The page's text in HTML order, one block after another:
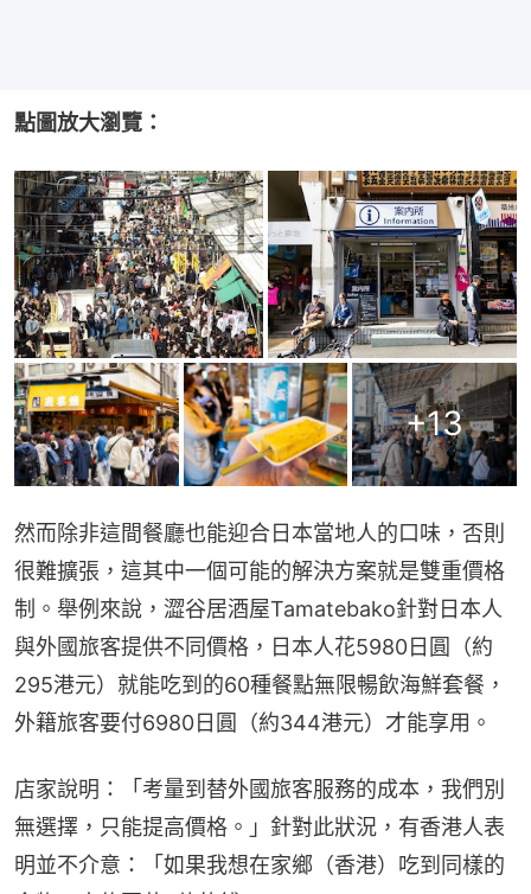
點圖放大瀏覽：
+13
然而除非這間餐廳也能迎合日本當地人的口味，否則
很難擴張，這其中一個可能的解決方案就是雙重價格
制。舉例來說，澀谷居酒屋Tamatebako針對日本人
與外國旅客提供不同價格，日本人花5980日圓（約
295港元）就能吃到的60種餐點無限暢飲海鮮套餐，
外籍旅客要付6980日圓（約344港元）才能享用。
店家說明：「考量到替外國旅客服務的成本，我們別
無選擇，只能提高價格。」針對此狀況，有香港人表
明並不介意：「如果我想在家鄉（香港）吃到同樣的